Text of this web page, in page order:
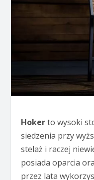
Hokerto wysoki
siedzenia przy
stelaż i raczej
posiada oparcia
przez lata